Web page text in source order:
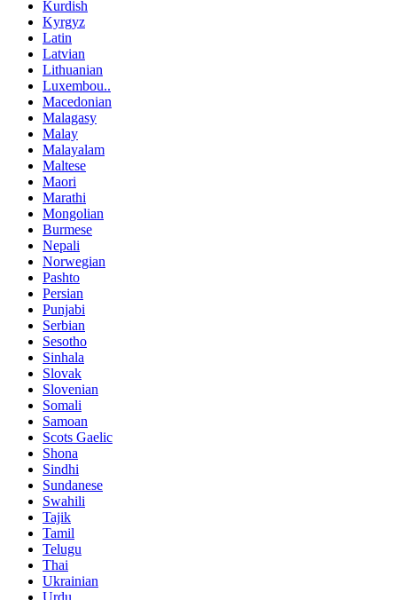
Kurdish
Kyrgyz
Latin
Latvian
Lithuanian
Luxembou..
Macedonian
Malagasy
Malay
Malayalam
Maltese
Maori
Marathi
Mongolian
Burmese
Nepali
Norwegian
Pashto
Persian
Punjabi
Serbian
Sesotho
Sinhala
Slovak
Slovenian
Somali
Samoan
Scots Gaelic
Shona
Sindhi
Sundanese
Swahili
Tajik
Tamil
Telugu
Thai
Ukrainian